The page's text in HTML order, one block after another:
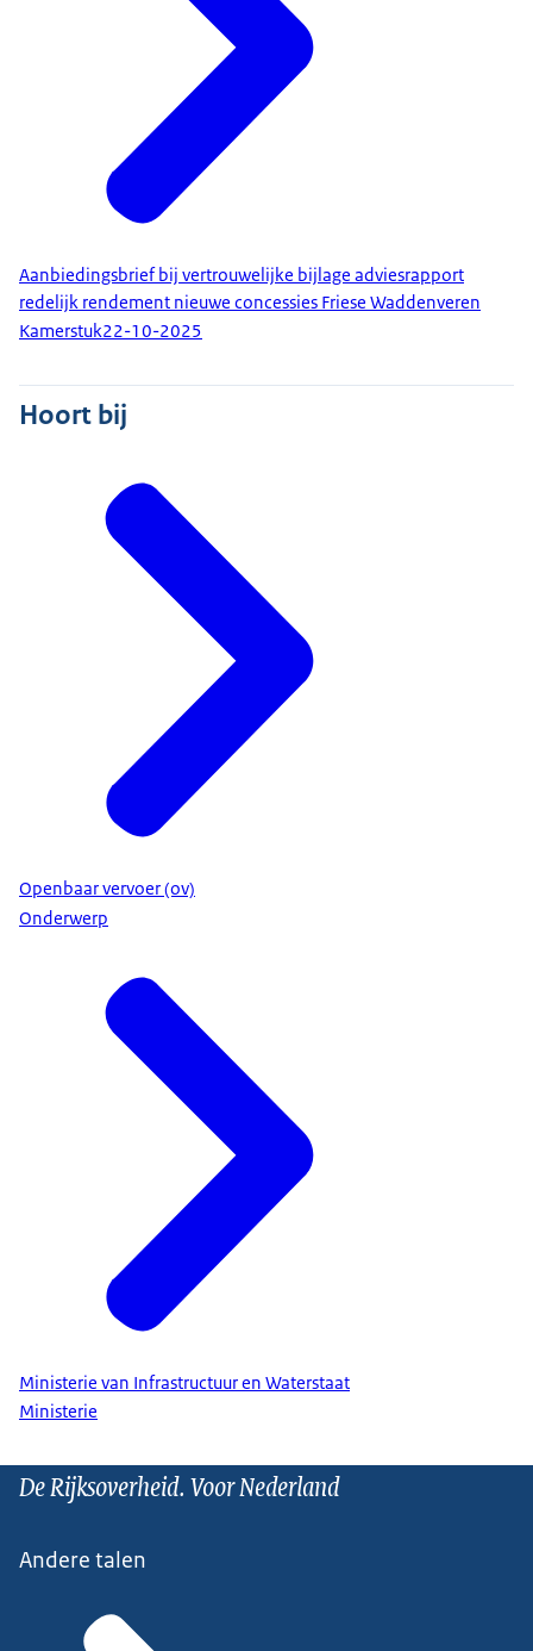
Aanbiedingsbrief bij vertrouwelijke bijlage adviesrapport
redelijk rendement nieuwe concessies Friese Waddenveren
Kamerstuk22-10-2025
Hoort bij
Openbaar vervoer (ov)
Onderwerp
Ministerie van Infrastructuur en Waterstaat
Ministerie
De Rijksoverheid. Voor Nederland
Andere talen